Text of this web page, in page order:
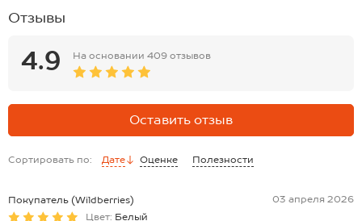
Отзывы
4.9 На основании 409 отзывов
Оставить отзыв
Сортировать по: Дате Оценке Полезности
Покупатель (Wildberries)
03 апреля 2026
Цвет: Белый